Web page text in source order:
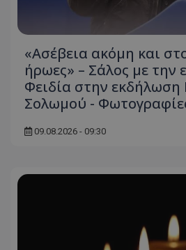
«Ασέβεια ακόμη και
ήρωες» – Σάλος με την
Φειδία στην εκδήλωση
Σολωμού -
09.08.2026 - 09:30